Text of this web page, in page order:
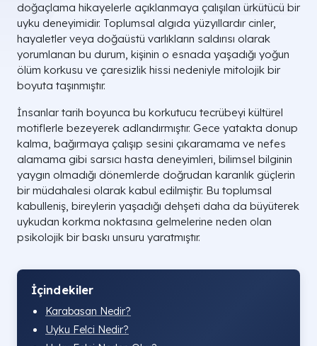
doğaçlama hikayelerle açıklanmaya çalışılan ürkütücü bir
uyku deneyimidir. Toplumsal algıda yüzyıllardır cinler,
hayaletler veya doğaüstü varlıkların saldırısı olarak
yorumlanan bu durum, kişinin o esnada yaşadığı yoğun
ölüm korkusu ve çaresizlik hissi nedeniyle mitolojik bir
boyuta taşınmıştır.
İnsanlar tarih boyunca bu korkutucu tecrübeyi kültürel
motiflerle bezeyerek adlandırmıştır. Gece yatakta donup
kalma, bağırmaya çalışıp sesini çıkaramama ve nefes
alamama gibi sarsıcı hasta deneyimleri, bilimsel bilginin
yaygın olmadığı dönemlerde doğrudan karanlık güçlerin
bir müdahalesi olarak kabul edilmiştir. Bu toplumsal
kabulleniş, bireylerin yaşadığı dehşeti daha da büyüterek
uykudan korkma noktasına gelmelerine neden olan
psikolojik bir baskı unsuru yaratmıştır.
İçindekiler
Karabasan Nedir?
Uyku Felci Nedir?